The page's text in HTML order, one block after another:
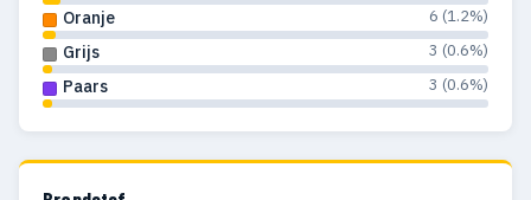
Oranje 6 (1.2%)
Grijs 3 (0.6%)
Paars 3 (0.6%)